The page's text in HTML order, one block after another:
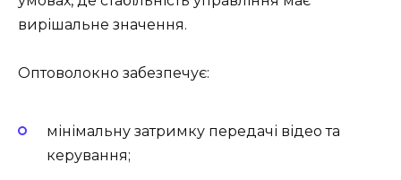
вирішальне значення.
Оптоволокно забезпечує:
мінімальну затримку передачі відео та
керування;